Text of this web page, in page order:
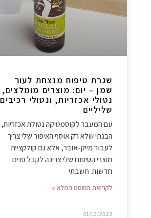
שגרת טיפוח מנצחת לעור
שמן – יום: מוצרים מומלצים,
נטולי אכזריות, ונטולי רכיבים
שליליים
עם המעבר לקוסמטיקה נטולת אכזריות,
הבנתי שלא רק אוסף האיפור שלי צריך
לעבור מייק-אובר, אלא גם קולקציית
מוצרי הטיפוח שלי צריכה לקבל פנים
חדשות. חשבתי
לקריאת הפוסט המלא »
01/10/2022